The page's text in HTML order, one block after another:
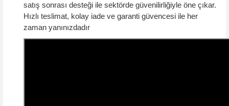
satış sonrası desteği ile sektörde güvenilirliğiyle öne çıkar.
Hızlı teslimat, kolay iade ve garanti güvencesi ile her
zaman yanınızdadır